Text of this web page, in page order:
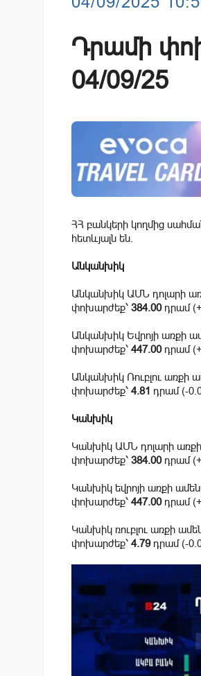
Դրամի
04/09/25
ՀՀ բանկերի կողմից
հետևյալն են.
Անկանխիկ
Անկանխիկ ԱՄՆ դոլարի
փոխարժեք՝ 384.00դրամ
Անկանխիկ Եվրոյի առքի
փոխարժեք՝ 447.00դրամ
Անկանխիկ Ռուբլու առքի
փոխարժեք՝ 4.81 դրամ (-
Կանխիկ
Կանխիկ ԱՄՆ դոլարի
փոխարժեք՝ 384.00դրամ
Կանխիկ եվրոյի առքի
փոխարժեք՝ 447.00դրամ
Կանխիկ ռուբլու առքի
փոխարժեք՝ 4.79դրամ (-